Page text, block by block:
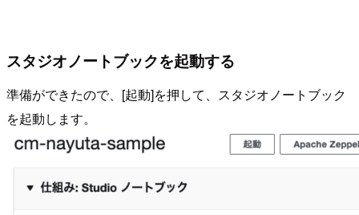
スタジオノートブックを起動する
準備ができたので、[起動]を押して、スタジオノートブック
を起動します。